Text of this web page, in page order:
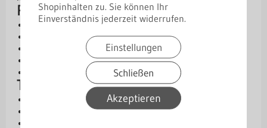
Shopinhalten zu. Sie können Ihr
Einverständnis jederzeit widerrufen.
Einstellungen
Schließen
Akzeptieren
Produktvorteile
Aluminiumkern – leicht und rostfrei
Profilhöhe 18 mm – flexibel einsetzbar
Materialstärke 0,7 mm für stabile Konstruktionen
Antikondensbeschichtung optional erhältlich
10 Jahre Herstellergarantie
Technische Daten
Profilhöhe: 18 mm
Deckbreite: 1100 mm